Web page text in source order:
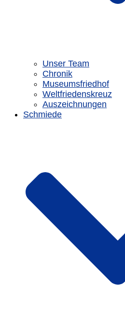
Unser Team
Chronik
Museumsfriedhof
Weltfriedenskreuz
Auszeichnungen
Schmiede